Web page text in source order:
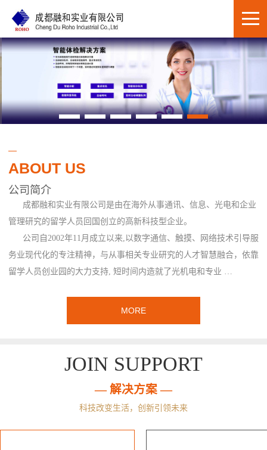
ABOUT US
公司简介
成都融和实业有限公司是由在海外从事通讯、信息、光电和企业
管理研究的留学人员回国创立的高新科技型企业。
公司自2002年11月成立以来,以数字通信、触摸、网络技术引导服
务业现代化的专注精神，与从事相关专业研究的人才智慧融合，依靠
留学人员创业园的大力支持, 短时间内造就了光机电和专业 …
MORE
JOIN SUPPORT
— 解决方案 —
科技改变生活，创新引领未来